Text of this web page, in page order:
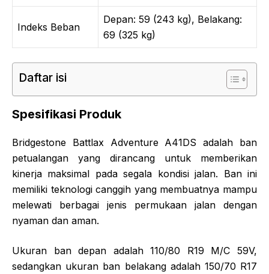
Indeks Beban
Depan: 59 (243 kg), Belakang:
69 (325 kg)
Daftar isi
Spesifikasi Produk
Bridgestone Battlax Adventure A41DS adalah ban
petualangan yang dirancang untuk memberikan
kinerja maksimal pada segala kondisi jalan. Ban ini
memiliki teknologi canggih yang membuatnya mampu
melewati berbagai jenis permukaan jalan dengan
nyaman dan aman.
Ukuran ban depan adalah 110/80 R19 M/C 59V,
sedangkan ukuran ban belakang adalah 150/70 R17